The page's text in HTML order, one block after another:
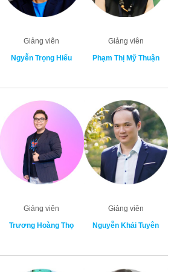
Giảng viên
Ngyễn Trọng Hiếu
Giảng viên
Phạm Thị Mỹ Thuận
Giảng viên
Trương Hoàng Thọ
Giảng viên
Nguyễn Khải Tuyên